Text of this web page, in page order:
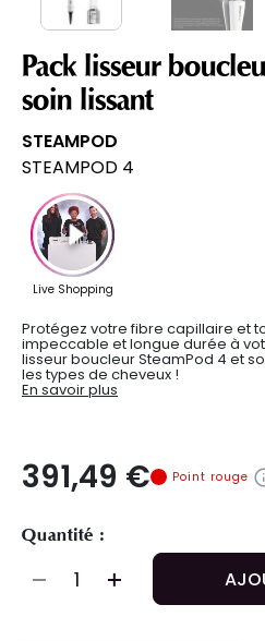
Pack lisseur
soin lissant
STEAMPOD
STEAMPOD 4
Protégez votre fibre capillaire et
impeccable et longue durée à
lisseur boucleur SteamPod 4 et
les types de cheveux !
En savoir plus
391,49 € Point rouge
Quantité :